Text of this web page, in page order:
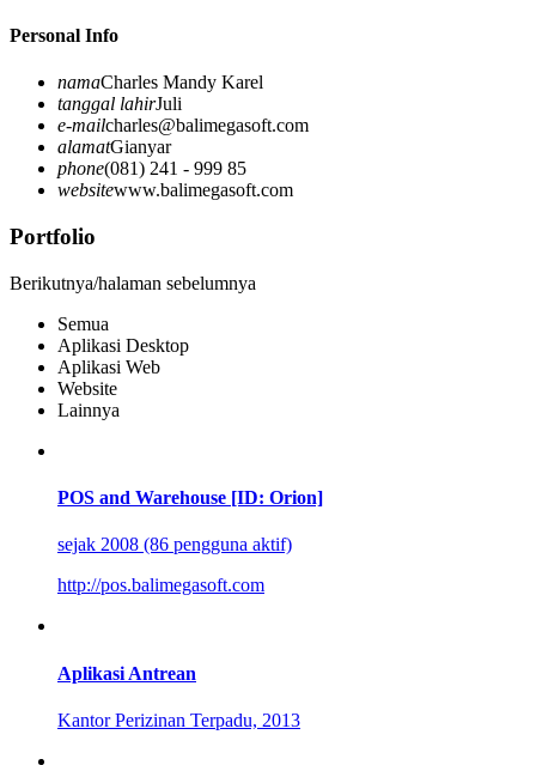
Personal Info
namaCharles Mandy Karel
tanggal lahirJuli
e-mailcharles@balimegasoft.com
alamatGianyar
phone(081) 241 - 999 85
websitewww.balimegasoft.com
Portfolio
Berikutnya/halaman sebelumnya
Semua
Aplikasi Desktop
Aplikasi Web
Website
Lainnya
POS and Warehouse [ID: Orion]
sejak 2008 (86 pengguna aktif)
http://pos.balimegasoft.com
Aplikasi Antrean
Kantor Perizinan Terpadu, 2013